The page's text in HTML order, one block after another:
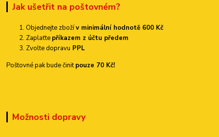
Jak ušetřit na poštovném?
Objednejte zbožív minimální hodnotě 600 Kč
Zaplaťte příkazem z účtu předem
Zvolte dopravu PPL
Poštovné pak bude činitpouze 70 Kč!
Možnosti dopravy